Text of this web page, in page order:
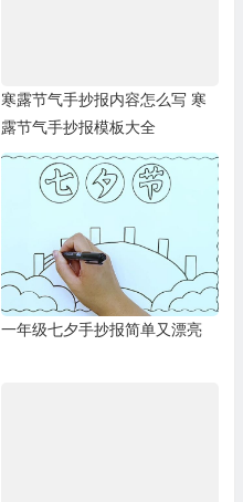
寒露节气手抄报内容怎么写 寒
露节气手抄报模板大全
一年级七夕手抄报简单又漂亮